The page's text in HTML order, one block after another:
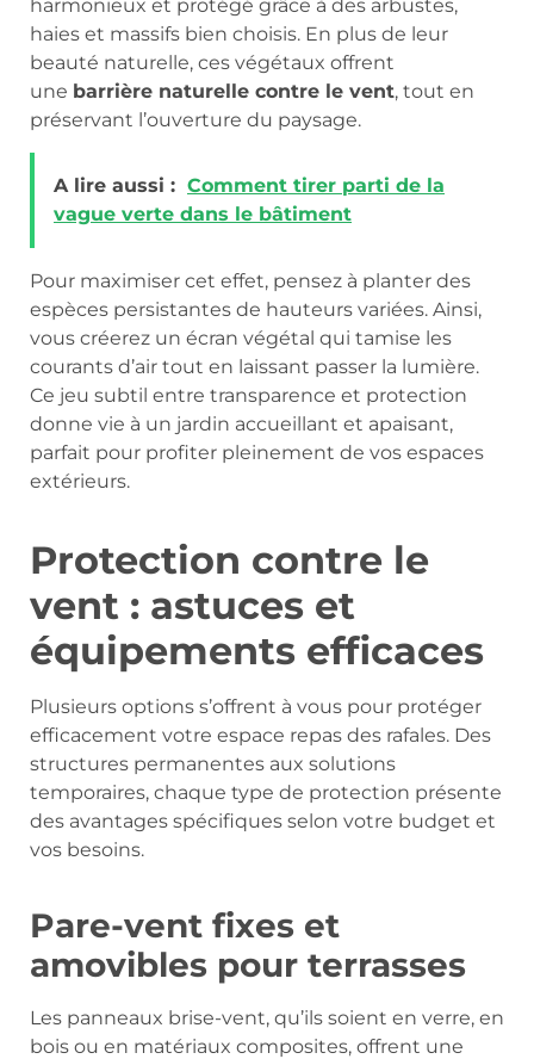
harmonieux et protégé grâce à des arbustes,
haies et massifs bien choisis. En plus de leur
beauté naturelle, ces végétaux offrent
une barrière naturelle contre le vent, tout en
préservant l’ouverture du paysage.
A lire aussi : Comment tirer parti de la
vague verte dans le bâtiment
Pour maximiser cet effet, pensez à planter des
espèces persistantes de hauteurs variées. Ainsi,
vous créerez un écran végétal qui tamise les
courants d’air tout en laissant passer la lumière.
Ce jeu subtil entre transparence et protection
donne vie à un jardin accueillant et apaisant,
parfait pour profiter pleinement de vos espaces
extérieurs.
Protection contre le
vent : astuces et
équipements efficaces
Plusieurs options s’offrent à vous pour protéger
efficacement votre espace repas des rafales. Des
structures permanentes aux solutions
temporaires, chaque type de protection présente
des avantages spécifiques selon votre budget et
vos besoins.
Pare-vent fixes et
amovibles pour terrasses
Les panneaux brise-vent, qu’ils soient en verre, en
bois ou en matériaux composites, offrent une